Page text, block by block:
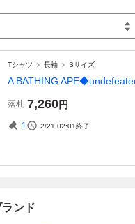
Tシャツ 長袖 Sサイズ
A BATHING
落札 7,260円
1 2/21 02:01終了
ンド